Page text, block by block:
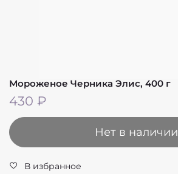
Мороженое Черника Элис, 400 г
430 ₽
Нет в наличии
В избранное